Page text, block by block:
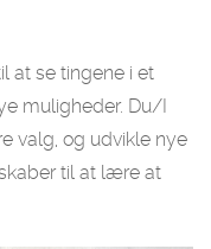
se tingene i et
muligheder. Du/I
valg, og udvikle nye
til at lære at